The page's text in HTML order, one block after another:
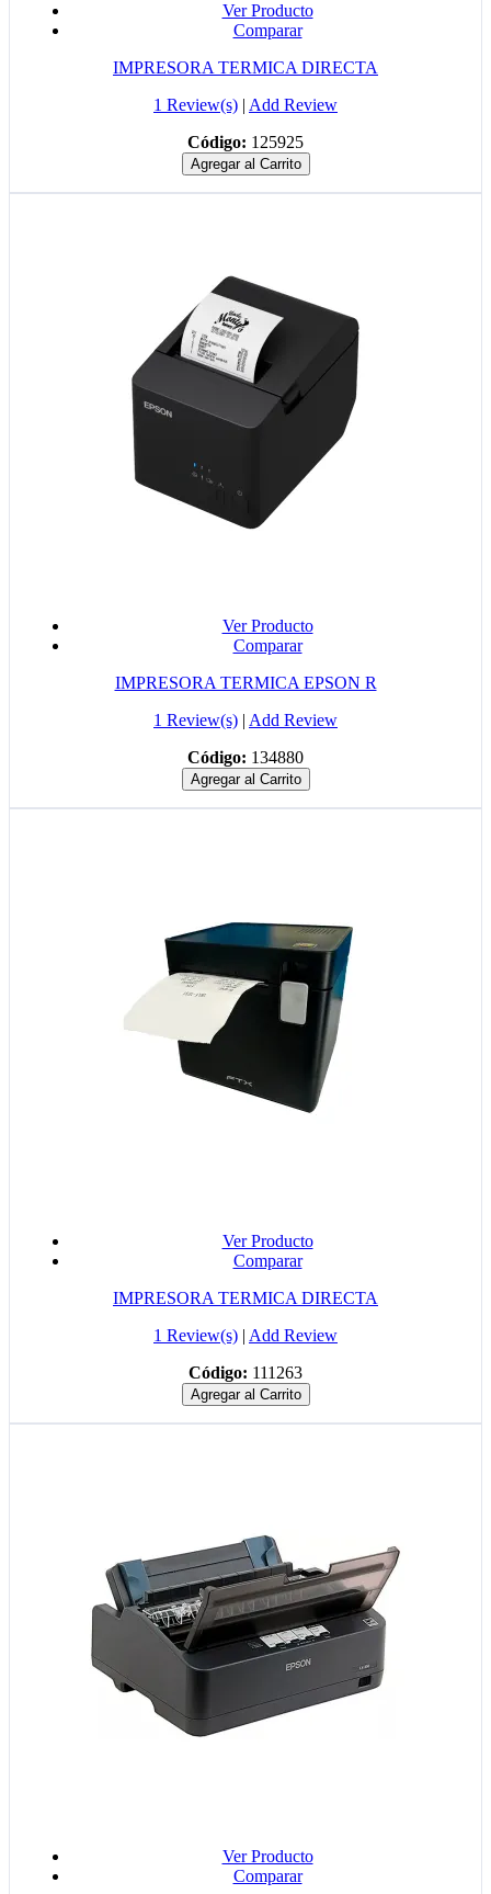
Ver Producto
Comparar
IMPRESORA TERMICA DIRECTA
1 Review(s) | Add Review
Código: 125925
Agregar al Carrito
Ver Producto
Comparar
IMPRESORA TERMICA EPSON R
1 Review(s) | Add Review
Código: 134880
Agregar al Carrito
Ver Producto
Comparar
IMPRESORA TERMICA DIRECTA
1 Review(s) | Add Review
Código: 111263
Agregar al Carrito
Ver Producto
Comparar